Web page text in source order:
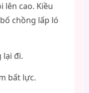
lên cao. Kiều
chồng lấp ló
lại đi.
bất lực.